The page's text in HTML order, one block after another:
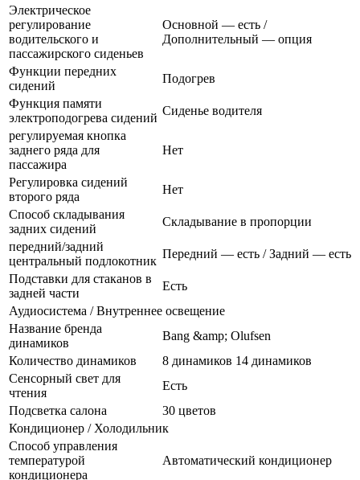
Электрическое
регулирование
водительского и
пассажирского сиденьев
Основной — есть /
Дополнительный — опция
Функции передних
сидений
Подогрев
Функция памяти
электроподогрева сидений
Сиденье водителя
регулируемая кнопка
заднего ряда для
пассажира
Нет
Регулировка сидений
второго ряда
Нет
Способ складывания
задних сидений
Складывание в пропорции
передний/задний
центральный подлокотник
Передний — есть / Задний — есть
Подставки для стаканов в
задней части
Есть
Аудиосистема / Внутреннее освещение
Название бренда
динамиков
Bang &amp; Olufsen
Количество динамиков
8 динамиков 14 динамиков
Сенсорный свет для
чтения
Есть
Подсветка салона
30 цветов
Кондиционер / Холодильник
Способ управления
температурой
кондиционера
Автоматический кондиционер